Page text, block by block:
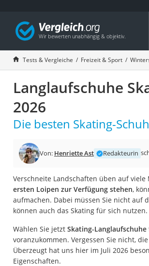
Tests & Vergleiche Freizeit & Sport
Langlaufschuhe
2026
Die besten Skating-
Von: Henriette Ast Redakteurin
Verschneite Landschaften üben auf
ersten Loipen zur Verfügung stehen,
aufmachen. Dabei müssen Sie nicht auf
können auch das Skating für sich nutzen.
Wählen Sie jetzt Skating-
voranzukommen. Vergessen Sie nicht,
Überzeugt hat uns hier im Juli 2026
Eigenschaften.